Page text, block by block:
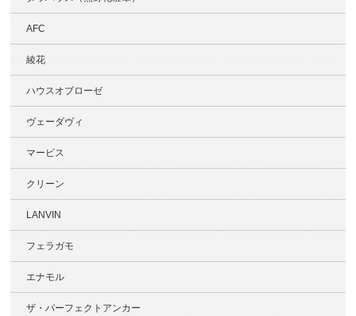
AFC
綾花
ハウスオブローゼ
ヴェーダヴィ
マービス
クリーン
LANVIN
フェラガモ
エナモル
ザ・パーフェクトアンカー